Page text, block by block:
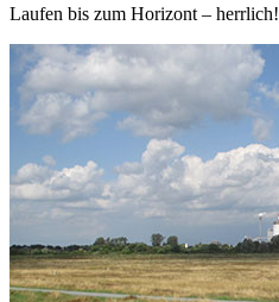
Laufen bis zum Horizont – herrlich!